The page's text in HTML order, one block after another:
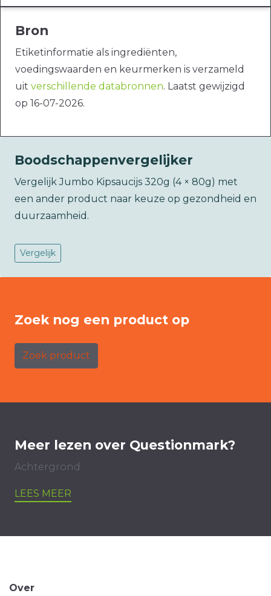
Bron
Etiketinformatie als ingrediënten,
voedingswaarden en keurmerken is verzameld
uit verschillende databronnen. Laatst gewijzigd
op 16-07-2026.
Boodschappenvergelijker
Vergelijk Jumbo Kipsaucijs 320g (4 × 80g) met
een ander product naar keuze op gezondheid en
duurzaamheid.
Vergelijk
Zoek nog een product op
Zoek product
Meer lezen over Questionmark?
Achtergrond
LEES MEER
Over